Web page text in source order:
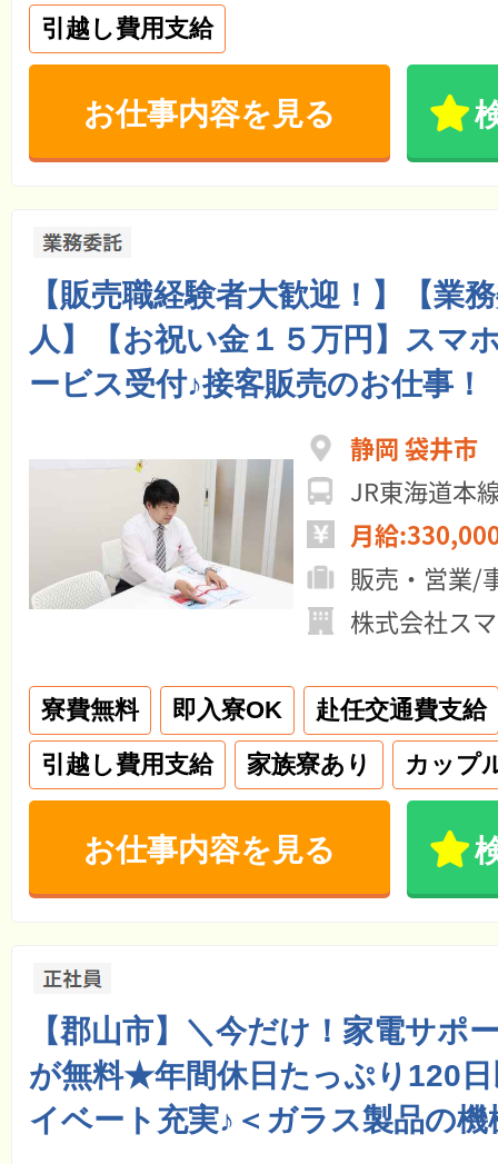
引越し費用支給
お仕事内容を見る
【販売職経験者大歓迎！】【業
人】【お祝い金１５万円】スマ
ービス受付♪接客販売のお仕事！
静岡 袋井市
JR東海道本
月給
販売・営業/
株式会社ス
寮費無料 即入寮OK
赴任交通費支給
引越し費用支給
家族寮あり カップ
お仕事内容を見る
【郡山市】＼今だけ！家電サポ
が無料★年間休日たっぷり120
イベート充実♪＜ガラス製品の機